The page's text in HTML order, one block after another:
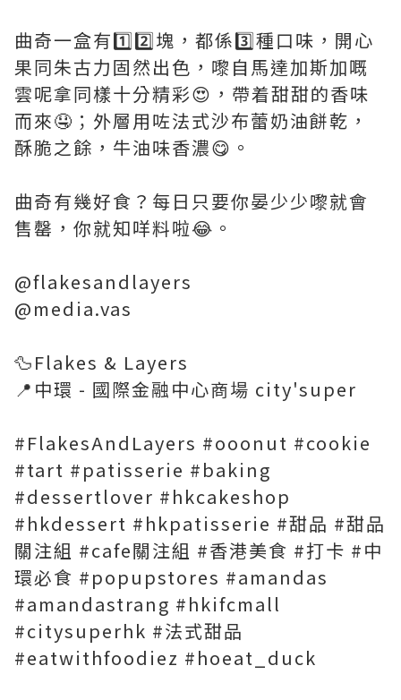
曲奇一盒有1️⃣2️⃣塊，都係3️⃣種口味，開心
果同朱古力固然出色，嚟自馬達加斯加嘅
雲呢拿同樣十分精彩😍，帶着甜甜的香味
而來🤤；外層用咗法式沙布蕾奶油餅乾，
酥脆之餘，牛油味香濃😋。
曲奇有幾好食？每日只要你晏少少嚟就會
售罄，你就知咩料啦😂。
@flakesandlayers
@media.vas
🦆Flakes & Layers
📍中環 - 國際金融中心商場 city'super
#FlakesAndLayers #ooonut #cookie
#tart #patisserie #baking
#dessertlover #hkcakeshop
#hkdessert #hkpatisserie #甜品 #甜品
關注組 #cafe關注組 #香港美食 #打卡 #中
環必食 #popupstores #amandas
#amandastrang #hkifcmall
#citysuperhk #法式甜品